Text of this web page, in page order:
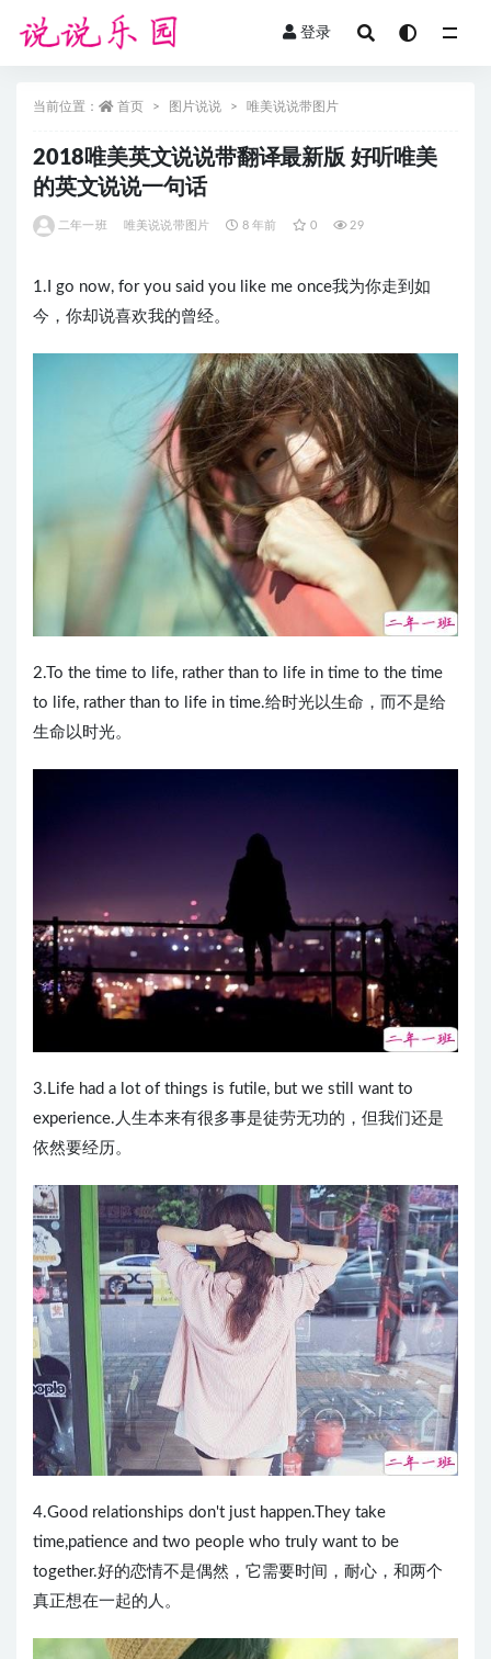
登录
当前位置： 首页 图片说说 唯美说说带图片
2018唯美英文说说带翻译最新版 好听唯美
的英文说说一句话
二年一班 唯美说说带图片 8 年前 0 29
1.I go now, for you said you like me once我为你走到如
今，你却说喜欢我的曾经。
2.To the time to life, rather than to life in time to the time
to life, rather than to life in time.给时光以生命，而不是给
生命以时光。
​3.Life had a lot of things is futile, but we still want to
experience.人生本来有很多事是徒劳无功的，但我们还是
依然要经历。
4.Good relationships don't just happen.They take
time,patience and two people who truly want to be
together.好的恋情不是偶然，它需要时间，耐心，和两个
真正想在一起的人。